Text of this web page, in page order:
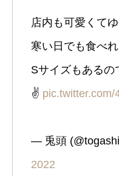
店内も可愛くて
寒い日でも食べれ
Sサイズもあるの
✌️ pic.twitter.com/
— 兎頭
2022